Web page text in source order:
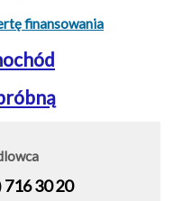
finansowania
716 30 20